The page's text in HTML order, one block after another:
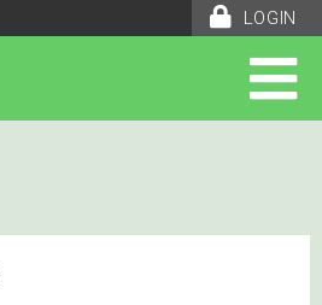
LOGIN
mit